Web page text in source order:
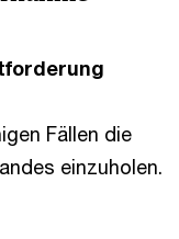
Fällen die
einzuholen.